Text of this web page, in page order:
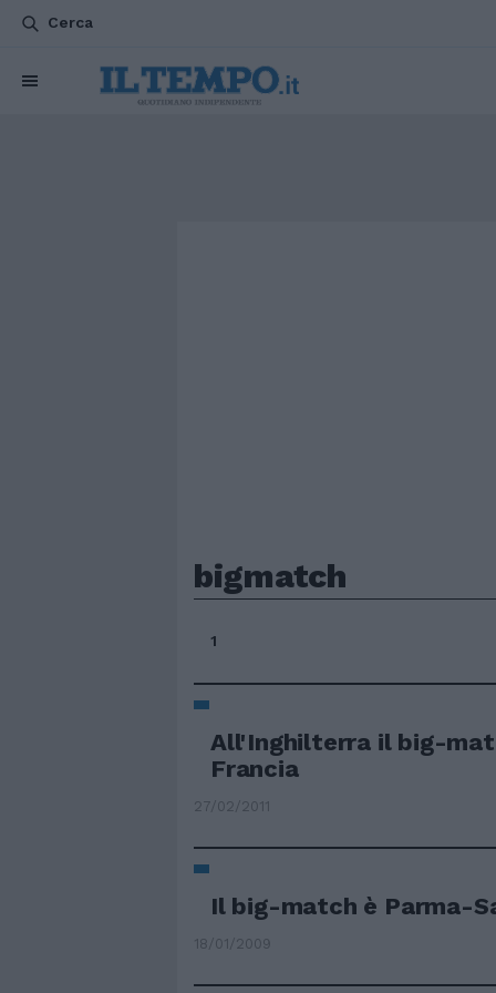
Cerca
bigmatch
1
All'Inghilterra il big-
Francia
27/02/2011
Il big-match è Parma-
18/01/2009